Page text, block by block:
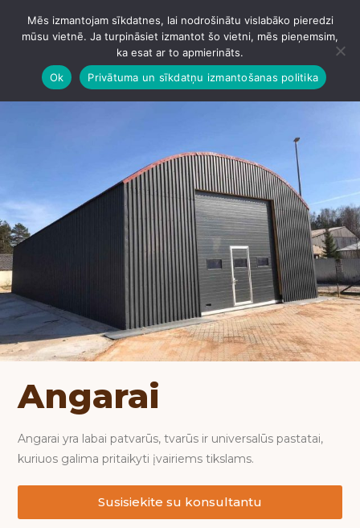
IZVĒLNE
Angarai
Angarai yra labai patvarūs, tvarūs ir universalūs pastatai,
kuriuos galima pritaikyti įvairiems tikslams.
Susisiekite su konsultantu
Mēs izmantojam sīkdatnes, lai nodrošinātu vislabāko pieredzi
mūsu vietnē. Ja turpināsiet izmantot šo vietni, mēs pieņemsim,
ka esat ar to apmierināts.
Ok
Privātuma un sīkdatņu izmantošanas politika